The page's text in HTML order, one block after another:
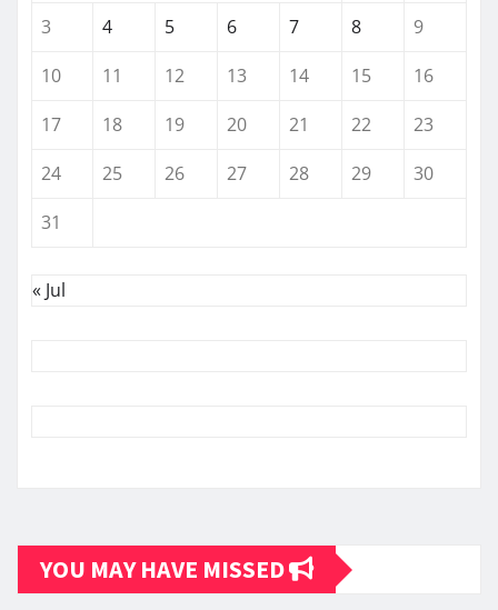
3
4 5 6 7 8
9
10
11 12 13 14 15
16
17
18 19 20 21 22
23
24
25 26 27 28 29
30
31
« Jul
YOU MAY HAVE MISSED